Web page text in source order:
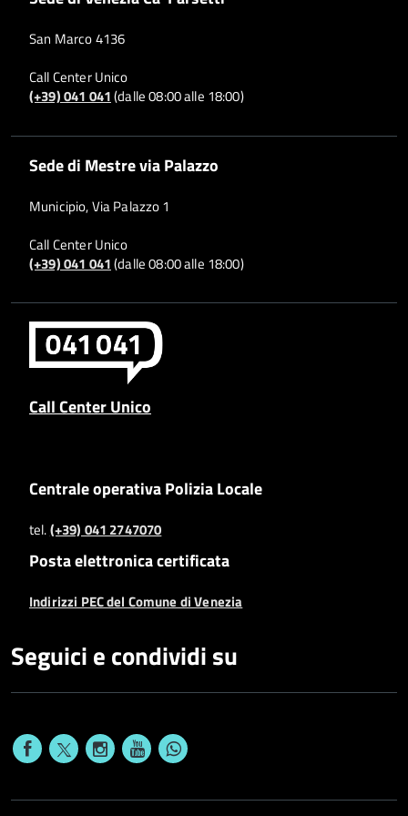
San Marco 4136
Call Center Unico
(+39) 041 041(dalle 08:00 alle 18:00)
Sede di Mestre via Palazzo
Municipio, Via Palazzo 1
Call Center Unico
(+39) 041 041(dalle 08:00 alle 18:00)
Call Center Unico
Centrale operativa Polizia Locale
tel.(+39) 041 2747070
Posta elettronica certificata
Indirizzi PEC del Comune di Venezia
Seguici e condividi su